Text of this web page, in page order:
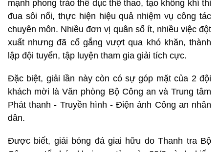
mạnh phong trào thể dục thể thao, tạo không khí thi
đua sôi nổi, thực hiện hiệu quả nhiệm vụ công tác
chuyên môn. Nhiều đơn vị quân số ít, nhiều việc đột
xuất nhưng đã cố gắng vượt qua khó khăn, thành
lập đội tuyển, tập luyện tham gia giải tích cực.
Đặc biệt, giải lần này còn có sự góp mặt của 2 đội
khách mời là Văn phòng Bộ Công an và Trung tâm
Phát thanh - Truyền hình - Điện ảnh Công an nhân
dân.
Được biết, giải bóng đá giai hữu do Thanh tra Bộ